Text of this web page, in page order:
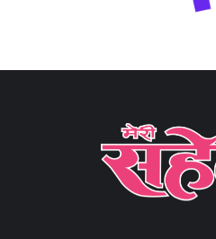
Next
व्यंग्य- एक साधारण वस्तु का
extraordinary message of